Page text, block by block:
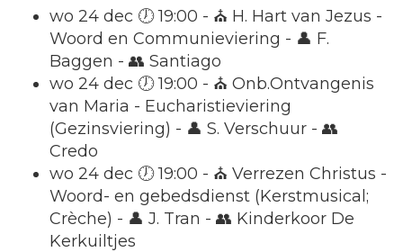
wo 24 dec 🕖 19:00 - ⛪ H. Hart van Jezus -
Woord en Communieviering - 👤 F.
Baggen - 👥 Santiago
wo 24 dec 🕖 19:00 - ⛪ Onb.Ontvangenis
van Maria - Eucharistieviering
(Gezinsviering) - 👤 S. Verschuur - 👥
Credo
wo 24 dec 🕖 19:00 - ⛪ Verrezen Christus -
Woord- en gebedsdienst (Kerstmusical;
Crèche) - 👤 J. Tran - 👥 Kinderkoor De
Kerkuiltjes